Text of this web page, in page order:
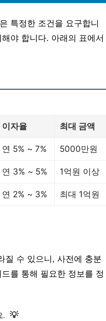
특정한 조건을 요구합니
야 합니다. 아래의 표에서
이자율 최대 금액
연 5% ~ 7% 5000만원
연 3% ~ 5% 1억원 이상
연 2% ~ 3% 최대 1억원
질 수 있으니, 사전에 충분
를 통해 필요한 정보를 정
. 💡